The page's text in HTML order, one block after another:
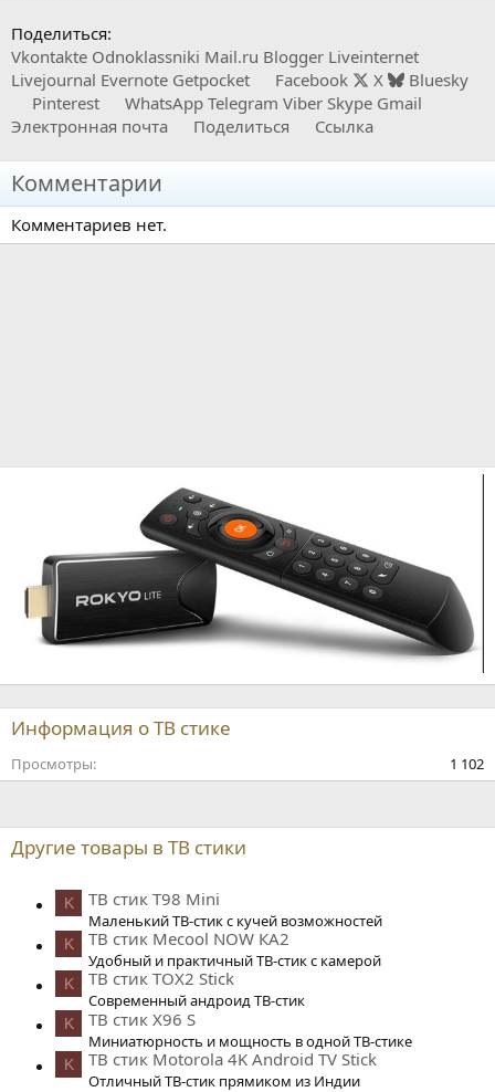
Поделиться:
Vkontakte Odnoklassniki Mail.ru Blogger Liveinternet
Livejournal Evernote Getpocket Facebook X
Bluesky
Pinterest
WhatsApp Telegram Viber Skype Gmail
Электронная почта
Поделиться Ссылка
Комментарии
Комментариев нет.
Информация о ТВ стике
Просмотры 1 102
Другие товары в ТВ стики
K ТВ стик T98 Mini
Маленький ТВ-стик с кучей возможностей
K ТВ стик Mecool NOW КА2
Удобный и практичный ТВ-стик с камерой
K ТВ стик TOX2 Stick
Современный андроид ТВ-стик
K ТВ стик X96 S
Миниатюрность и мощность в одной ТВ-стике
K ТВ стик Motorola 4K Android TV Stick
Отличный ТВ-стик прямиком из Индии